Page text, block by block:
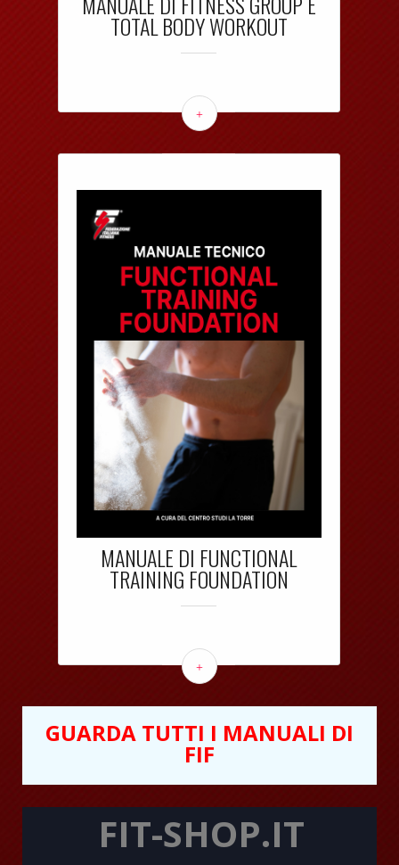
TOTAL BODY WORKOUT
+
MANUALE DI FUNCTIONAL
TRAINING FOUNDATION
+
GUARDA TUTTI I MANUALI DI
FIF
FIT-SHOP.IT